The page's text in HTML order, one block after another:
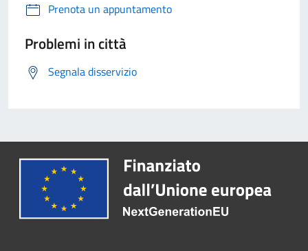
Prenota un appuntamento
Problemi in città
Segnala disservizio